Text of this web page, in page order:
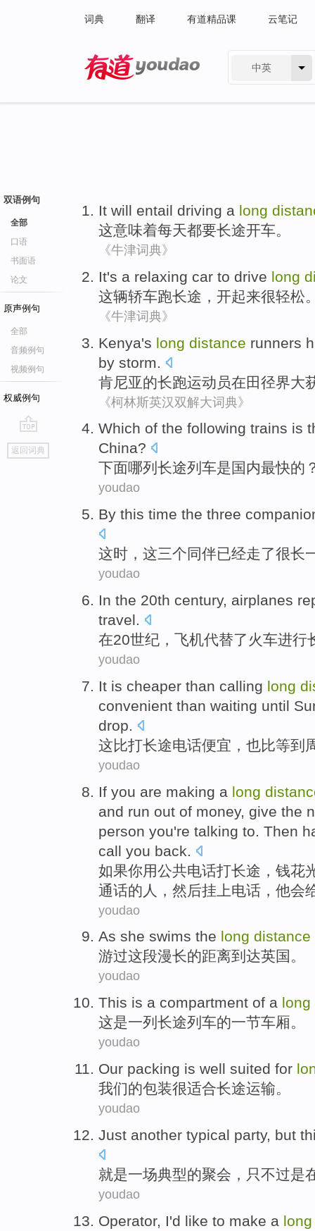
词典 翻译 有道精品课 云笔记
中英
双语例句
全部
口语
书面语
论文
原声例句
全部
音频例句
视频例句
权威例句
go
top
返回词典
It will entail driving a long
这意味着每天都要长途开车。
《牛津词典》
It's a relaxing car to drive long
这辆轿车跑长途 ， 开起来很轻松
《牛津词典》
Kenya's long distance runners
by storm.
肯尼亚的长跑运动员在田径界大
《柯林斯英汉双解大词典》
Which of the following trains is
China?
下面哪列长途列车是国内最快的
youdao
By this time the three
这时 ，这三个同伴已经走了很长
youdao
In the 20th century, airplanes
travel.
在20世纪 ， 飞机代替了 火车进行
youdao
It is cheaper than calling long
convenient than waiting until
drop.
这比打长途电话便宜 ， 也比等到
youdao
If you are making a long
and run out of money, give the
person you're talking to. Then
call you back
如果你用公共电话打长途 ， 钱花
通话的 人 ， 然后挂上电话 ， 他会
youdao
As she swims the long distance
游过这段漫长的距离到达英国。
youdao
This is a compartment of a long
这是一列 长途列车的一节车厢。
youdao
Our packing is well suited for
我们的包装很适合长途运输。
youdao
Just another typical party, but
就是一场典型的聚会 ， 只不过是
youdao
Operator, I'd like to make a